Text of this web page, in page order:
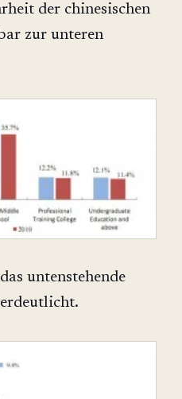
der chinesischen
zur unteren
untenstehende